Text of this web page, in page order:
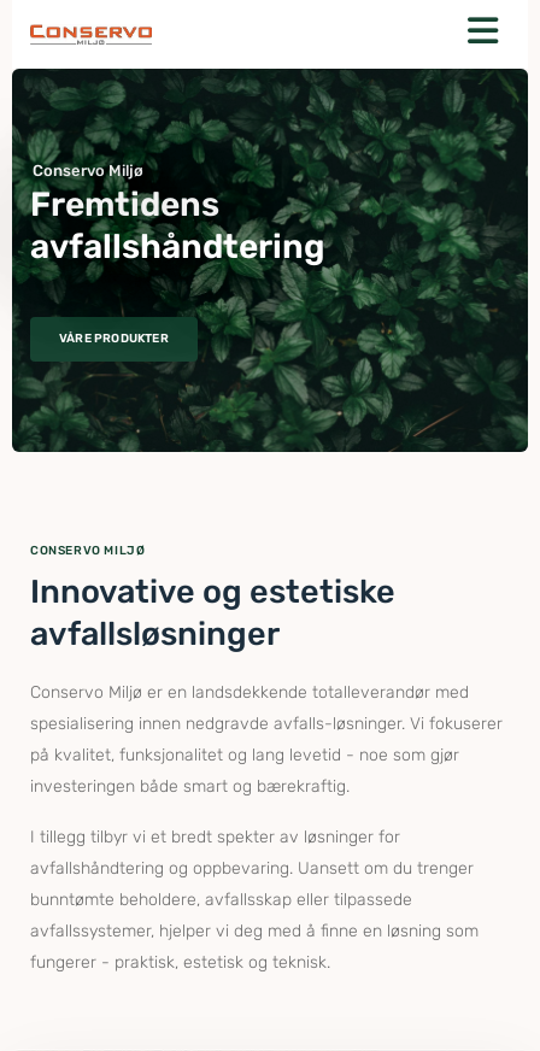
Conservo Miljø
Fremtidens
avfallshåndtering
VÅRE PRODUKTER
CONSERVO MILJØ
Innovative og estetiske
avfallsløsninger
Conservo Miljø er en landsdekkende totalleverandør med
spesialisering innen nedgravde avfalls-løsninger. Vi fokuserer
på kvalitet, funksjonalitet og lang levetid - noe som gjør
investeringen både smart og bærekraftig.
I tillegg tilbyr vi et bredt spekter av løsninger for
avfallshåndtering og oppbevaring. Uansett om du trenger
bunntømte beholdere, avfallsskap eller tilpassede
avfallssystemer, hjelper vi deg med å finne en løsning som
fungerer - praktisk, estetisk og teknisk.